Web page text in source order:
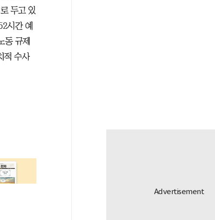
두고 있
시간 예
동 규제
적 수사